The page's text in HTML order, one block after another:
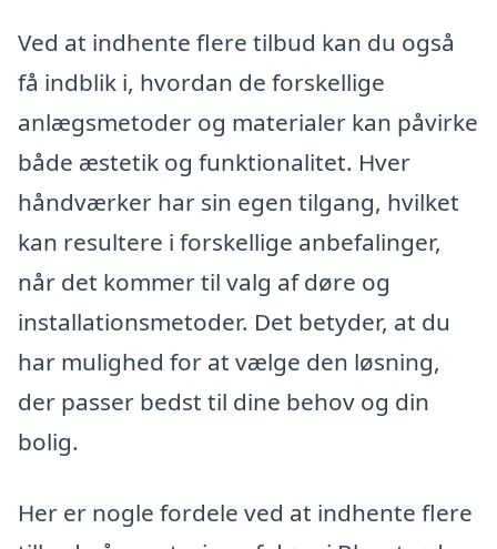
Ved at indhente flere tilbud kan du også
få indblik i, hvordan de forskellige
anlægsmetoder og materialer kan påvirke
både æstetik og funktionalitet. Hver
håndværker har sin egen tilgang, hvilket
kan resultere i forskellige anbefalinger,
når det kommer til valg af døre og
installationsmetoder. Det betyder, at du
har mulighed for at vælge den løsning,
der passer bedst til dine behov og din
bolig.
Her er nogle fordele ved at indhente flere